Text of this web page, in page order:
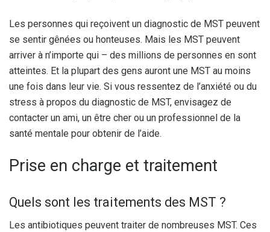
Les personnes qui reçoivent un diagnostic de MST peuvent
se sentir gênées ou honteuses. Mais les MST peuvent
arriver à n’importe qui – des millions de personnes en sont
atteintes. Et la plupart des gens auront une MST au moins
une fois dans leur vie. Si vous ressentez de l’anxiété ou du
stress à propos du diagnostic de MST, envisagez de
contacter un ami, un être cher ou un professionnel de la
santé mentale pour obtenir de l’aide.
Prise en charge et traitement
Quels sont les traitements des MST ?
Les antibiotiques peuvent traiter de nombreuses MST. Ces